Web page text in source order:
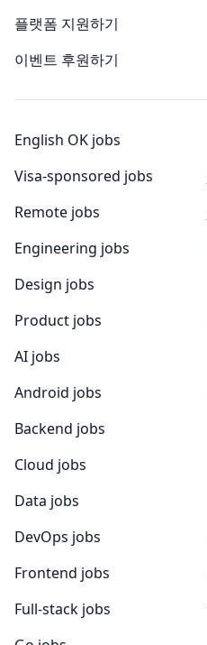
플랫폼 지원하기
이벤트 후원하기
English OK jobs
Visa-sponsored jobs
Remote jobs
Engineering jobs
Design jobs
Product jobs
AI jobs
Android jobs
Backend jobs
Cloud jobs
Data jobs
DevOps jobs
Frontend jobs
Full-stack jobs